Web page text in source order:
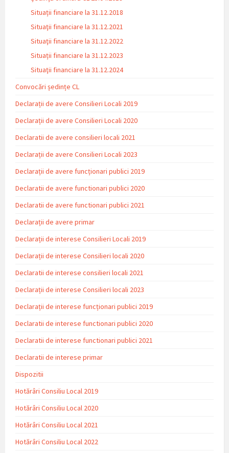
Situații financiare la 31.12.2018
Situaţii financiare la 31.12.2021
Situaţii financiare la 31.12.2022
Situații financiare la 31.12.2023
Situaţii financiare la 31.12.2024
Convocări ședințe CL
Declarații de avere Consilieri Locali 2019
Declarații de avere Consilieri Locali 2020
Declaratii de avere consilieri locali 2021
Declarații de avere Consilieri Locali 2023
Declarații de avere funcționari publici 2019
Declaratii de avere functionari publici 2020
Declaratii de avere functionari publici 2021
Declarații de avere primar
Declarații de interese Consilieri Locali 2019
Declarații de interese Consilieri locali 2020
Declaratii de interese consilieri locali 2021
Declarații de interese Consilieri locali 2023
Declarații de interese funcționari publici 2019
Declaratii de interese functionari publici 2020
Declaratii de interese functionari publici 2021
Declaratii de interese primar
Dispozitii
Hotărâri Consiliu Local 2019
Hotărâri Consiliu Local 2020
Hotărâri Consiliu Local 2021
Hotărâri Consiliu Local 2022